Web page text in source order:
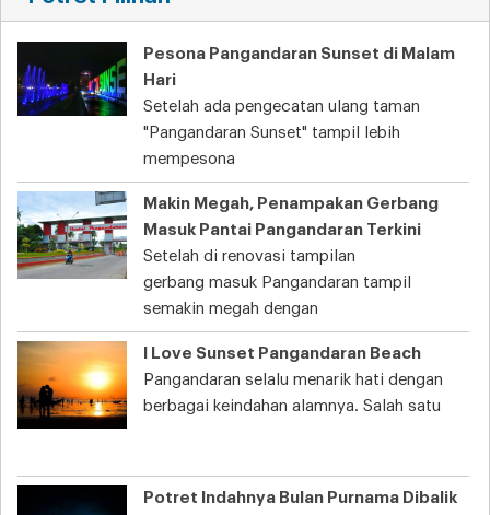
Pesona Pangandaran Sunset di Malam
Hari
Setelah ada pengecatan ulang taman
"Pangandaran Sunset" tampil lebih
mempesona
Makin Megah, Penampakan Gerbang
Masuk Pantai Pangandaran Terkini
Setelah di renovasi tampilan
gerbang masuk Pangandaran tampil
semakin megah dengan
I Love Sunset Pangandaran Beach
Pangandaran selalu menarik hati dengan
berbagai keindahan alamnya. Salah satu
Potret Indahnya Bulan Purnama Dibalik